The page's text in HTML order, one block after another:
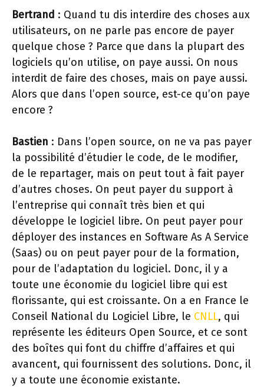
Bertrand : Quand tu dis interdire des choses aux
utilisateurs, on ne parle pas encore de payer
quelque chose ? Parce que dans la plupart des
logiciels qu’on utilise, on paye aussi. On nous
interdit de faire des choses, mais on paye aussi.
Alors que dans l’open source, est-ce qu’on paye
encore ?
Bastien : Dans l’open source, on ne va pas payer
la possibilité d’étudier le code, de le modifier,
de le repartager, mais on peut tout à fait payer
d’autres choses. On peut payer du support à
l’entreprise qui connaît très bien et qui
développe le logiciel libre. On peut payer pour
déployer des instances en Software As A Service
(Saas) ou on peut payer pour de la formation,
pour de l’adaptation du logiciel. Donc, il y a
toute une économie du logiciel libre qui est
florissante, qui est croissante. On a en France le
Conseil National du Logiciel Libre, le CNLL, qui
représente les éditeurs Open Source, et ce sont
des boîtes qui font du chiffre d’affaires et qui
avancent, qui fournissent des solutions. Donc, il
y a toute une économie existante.